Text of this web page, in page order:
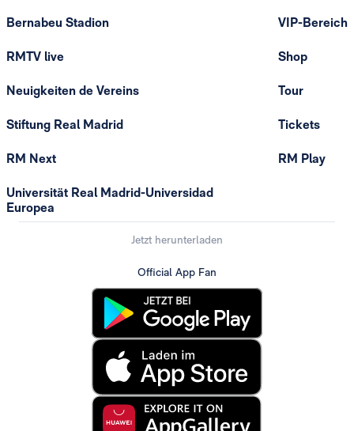
Bernabeu Stadion
RMTV live
Neuigkeiten de Vereins
Stiftung Real Madrid
RM Next
Universität Real Madrid-Universidad
Europea
VIP-Bereich
Shop
Tour
Tickets
RM Play
Jetzt herunterladen
Official App Fan